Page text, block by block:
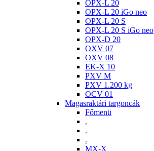
OPX-L 20
OPX-L 20 iGo neo
OPX-L 20 S
OPX-L 20 S iGo neo
OPX-D 20
OXV 07
OXV 08
EK-X 10
PXV M
PXV 1.200 kg
OCV 01
Magasraktári targoncák
Főmenü
.
.
.
MX-X